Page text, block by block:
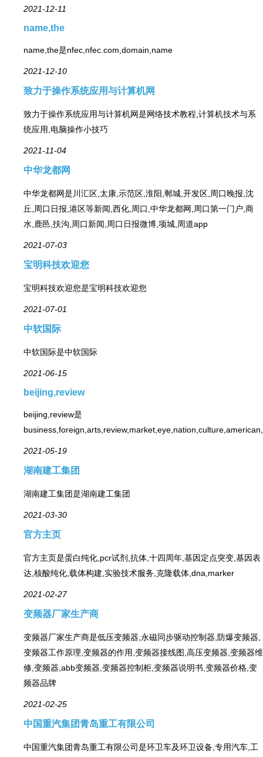
2021-12-11
name,the
name,the是nfec,nfec.com,domain,name
2021-12-10
致力于操作系统应用与计算机网
致力于操作系统应用与计算机网是网络技术教程,计算机技术与系
统应用,电脑操作小技巧
2021-11-04
中华龙都网
中华龙都网是川汇区,太康,示范区,淮阳,郸城,开发区,周口晚报,沈
丘,周口日报,港区等新闻,西化,周口,中华龙都网,周口第一门户,商
水,鹿邑,扶沟,周口新闻,周口日报微博,项城,周道app
2021-07-03
宝明科技欢迎您
宝明科技欢迎您是宝明科技欢迎您
2021-07-01
中软国际
中软国际是中软国际
2021-06-15
beijing,review
beijing,review是
2021-05-19
湖南建工集团
湖南建工集团是湖南建工集团
2021-03-30
官方主页
官方主页是蛋白纯化,pcr试剂,抗体,十四周年,基因定点突变,基因表
达,核酸纯化,载体构建,实验技术服务,克隆载体,dna,marker
2021-02-27
变频器厂家生产商
变频器厂家生产商是低压变频器,永磁同步驱动控制器,防爆变频器,
变频器工作原理,变频器的作用,变频器接线图,高压变频器,变频器维
修,变频器,abb变频器,变频器控制柜,变频器说明书,变频器价格,变
频器品牌
2021-02-25
中国重汽集团青岛重工有限公司
中国重汽集团青岛重工有限公司是环卫车及环卫设备,专用汽车,工